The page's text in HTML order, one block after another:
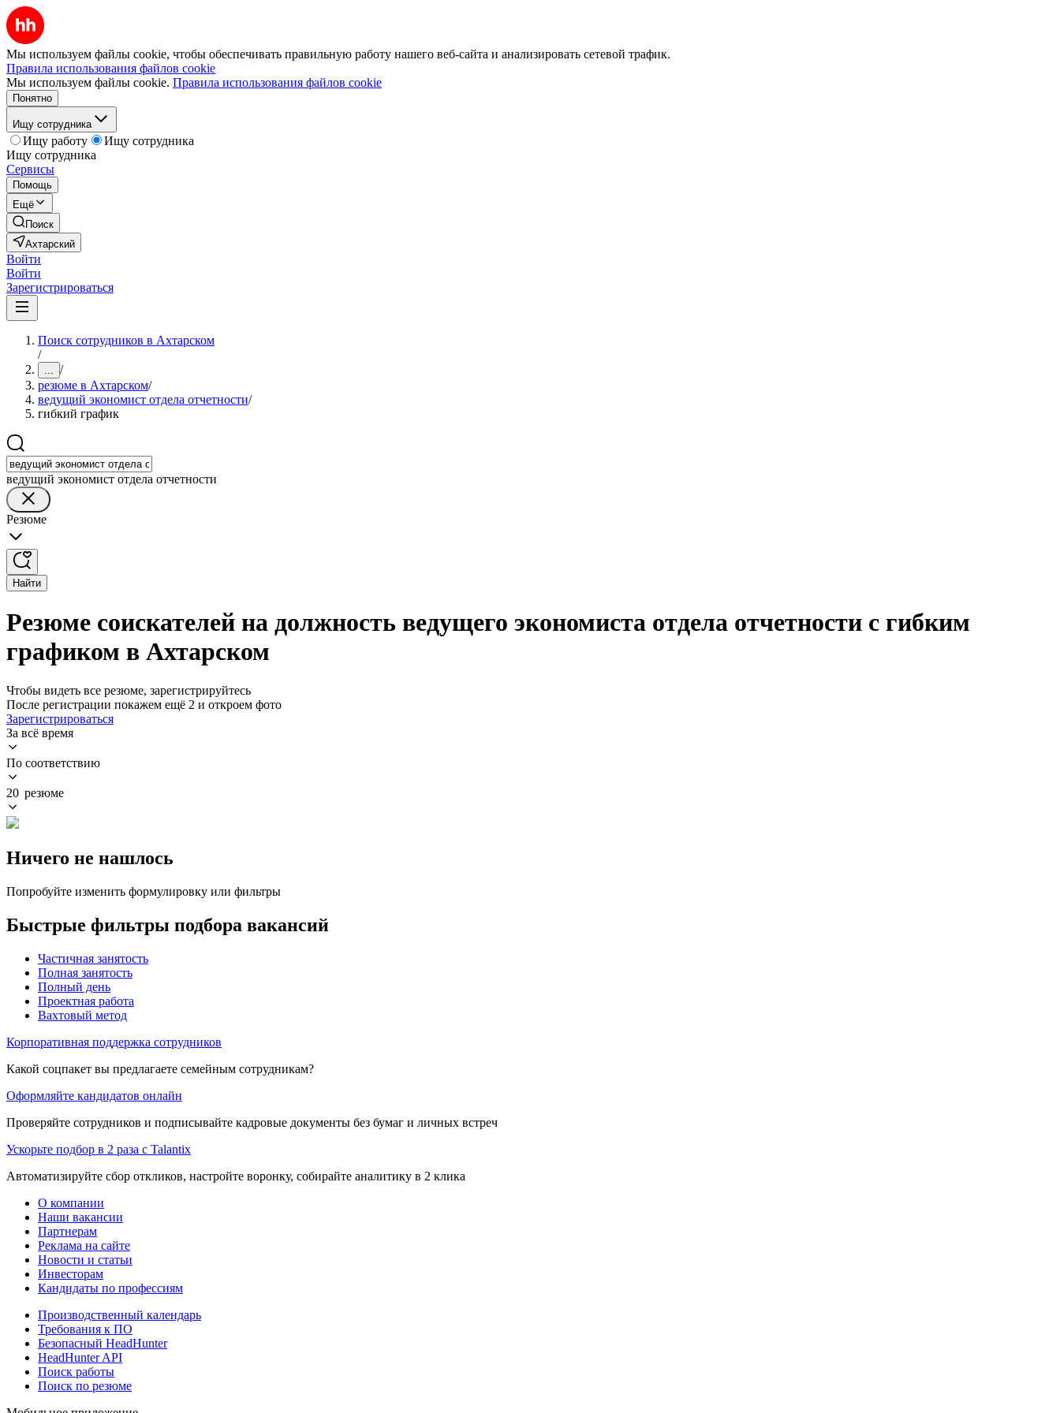
Мы используем файлы cookie, чтобы обеспечивать правильную работу нашего веб-сайта и анализировать сетевой трафик.
Правила использования файлов cookie
Мы используем файлы cookie. Правила использования файлов cookie
Понятно
Ищу сотрудника
Ищу работу
Ищу сотрудника
Ищу сотрудника
Сервисы
Помощь
Ещё
Поиск
Ахтарский
Войти
Войти
Зарегистрироваться
Поиск сотрудников в Ахтарском
/
... /
резюме в Ахтарском/
ведущий экономист отдела отчетности/
гибкий график
ведущий экономист отдела отчетности
Резюме
Найти
Резюме соискателей на должность ведущего экономиста отдела отчетности с гибким
графиком в Ахтарском
Чтобы видеть все резюме, зарегистрируйтесь
После регистрации покажем ещё 2 и откроем фото
Зарегистрироваться
За всё время
По соответствию
20 резюме
Ничего не нашлось
Попробуйте изменить формулировку или фильтры
Быстрые фильтры подбора вакансий
Частичная занятость
Полная занятость
Полный день
Проектная работа
Вахтовый метод
Корпоративная поддержка сотрудников
Какой соцпакет вы предлагаете семейным сотрудникам?
Оформляйте кандидатов онлайн
Проверяйте сотрудников и подписывайте кадровые документы без бумаг и личных встреч
Ускорьте подбор в 2 раза с Talantix
Автоматизируйте сбор откликов, настройте воронку, собирайте аналитику в 2 клика
О компании
Наши вакансии
Партнерам
Реклама на сайте
Новости и статьи
Инвесторам
Кандидаты по профессиям
Производственный календарь
Требования к ПО
Безопасный HeadHunter
HeadHunter API
Поиск работы
Поиск по резюме